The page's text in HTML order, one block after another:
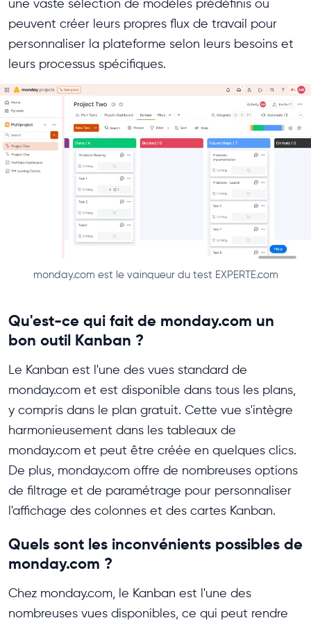
une vaste sélection de modèles prédéfinis ou
peuvent créer leurs propres flux de travail pour
personnaliser la plateforme selon leurs besoins et
leurs processus spécifiques.
monday.com est le vainqueur du test EXPERTE.com
Qu'est-ce qui fait de monday.com un
bon outil Kanban ?
Le Kanban est l'une des vues standard de
monday.com et est disponible dans tous les plans,
y compris dans le plan gratuit. Cette vue s'intègre
harmonieusement dans les tableaux de
monday.com et peut être créée en quelques clics.
De plus, monday.com offre de nombreuses options
de filtrage et de paramétrage pour personnaliser
l'affichage des colonnes et des cartes Kanban.
Quels sont les inconvénients possibles de
monday.com ?
Chez monday.com, le Kanban est l'une des
nombreuses vues disponibles, ce qui peut rendre